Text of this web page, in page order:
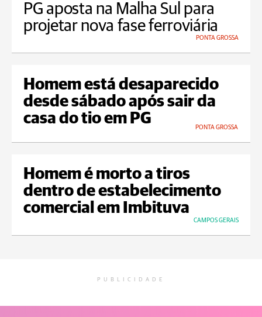
PG aposta na Malha Sul para
projetar nova fase ferroviária
PONTA GROSSA
Homem está desaparecido
desde sábado após sair da
casa do tio em PG
PONTA GROSSA
Homem é morto a tiros
dentro de estabelecimento
comercial em Imbituva
CAMPOS GERAIS
PUBLICIDADE